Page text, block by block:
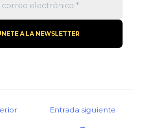
Entrada siguiente
→